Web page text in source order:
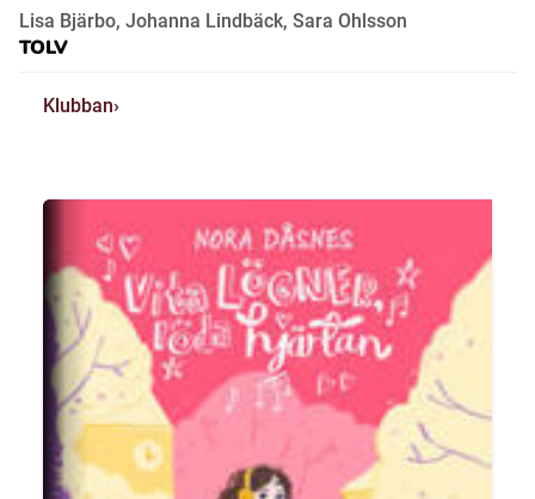
Lisa Bjärbo, Johanna Lindbäck, Sara Ohlsson
TOLV
Klubban